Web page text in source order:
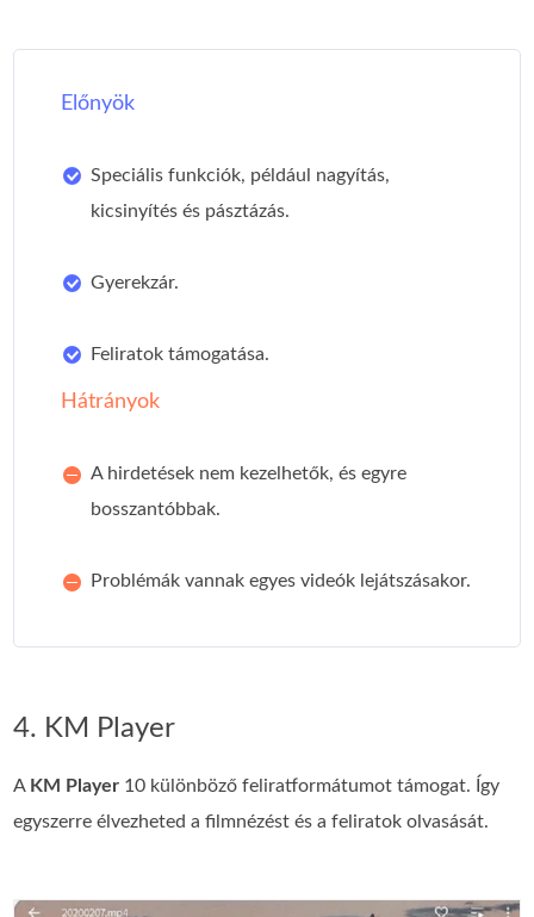
Előnyök
Speciális funkciók, például nagyítás,
kicsinyítés és pásztázás.
Gyerekzár.
Feliratok támogatása.
Hátrányok
A hirdetések nem kezelhetők, és egyre
bosszantóbbak.
Problémák vannak egyes videók lejátszásakor.
4. KM Player
A KM Player 10 különböző feliratformátumot támogat. Így
egyszerre élvezheted a filmnézést és a feliratok olvasását.